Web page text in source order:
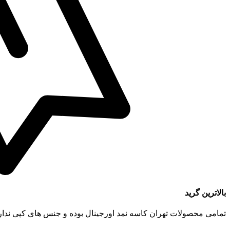
بالاترین گرید
تمامی محصولات تهران کاسه نمد اورجینال بوده و جنس های کپی